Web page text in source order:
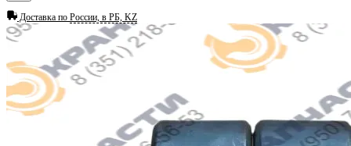
Доставка по России, в РБ, KZ